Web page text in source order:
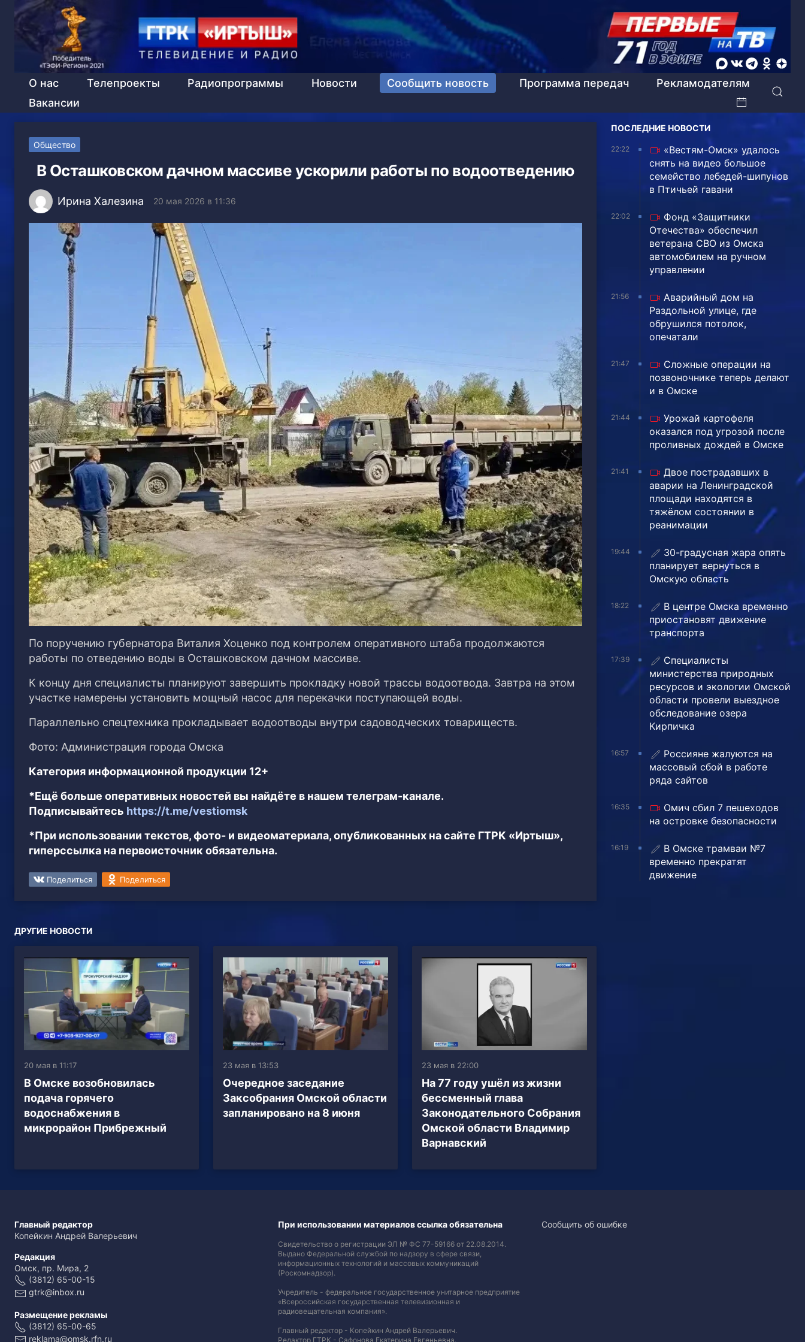
О нас Телепроекты Радиопрограммы Новости Сообщить новость Программа передач
Рекламодателям
Вакансии
Общество
В Осташковском дачном массиве ускорили работы по водоотведению
Ирина Халезина 20 мая 2026 в 11:36
По поручению губернатора Виталия Хоценко под контролем оперативного штаба продолжаются
работы по отведению воды в Осташковском дачном массиве.
К концу дня специалисты планируют завершить прокладку новой трассы водоотвода. Завтра на этом
участке намерены установить мощный насос для перекачки поступающей воды.
Параллельно спецтехника прокладывает водоотводы внутри садоводческих товариществ.
Фото: Администрация города Омска
Категория информационной продукции 12+
*Ещё больше оперативных новостей вы найдёте в нашем телеграм-канале.
Подписывайтесь https://t.me/vestiomsk
*При использовании текстов, фото- и видеоматериала, опубликованных на сайте ГТРК «Иртыш»,
гиперссылка на первоисточник обязательна.
Поделиться Поделиться
ДРУГИЕ НОВОСТИ
20 мая в 11:17
В Омске возобновилась
подача горячего
водоснабжения в
микрорайон Прибрежный
23 мая в 13:53
Очередное заседание
Заксобрания Омской области
запланировано на 8 июня
23 мая в 22:00
На 77 году ушёл из жизни
бессменный глава
Законодательного Собрания
Омской области Владимир
Варнавский
ПОСЛЕДНИЕ НОВОСТИ
22:22
«Вестям-Омск» удалось
снять на видео большое
семейство лебедей-шипунов
в Птичьей гавани
22:02
Фонд «Защитники
Отечества» обеспечил
ветерана СВО из Омска
автомобилем на ручном
управлении
21:56
Аварийный дом на
Раздольной улице, где
обрушился потолок,
опечатали
21:47
Сложные операции на
позвоночнике теперь делают
и в Омске
21:44
Урожай картофеля
оказался под угрозой после
проливных дождей в Омске
21:41
Двое пострадавших в
аварии на Ленинградской
площади находятся в
тяжёлом состоянии в
реанимации
19:44
30-градусная жара опять
планирует вернуться в
Омскую область
18:22
В центре Омска временно
приостановят движение
транспорта
17:39
Специалисты
министерства природных
ресурсов и экологии Омской
области провели выездное
обследование озера
Кирпичка
16:57
Россияне жалуются на
массовый сбой в работе
ряда сайтов
16:35
Омич сбил 7 пешеходов
на островке безопасности
16:19
В Омске трамваи №7
временно прекратят
движение
Главный редактор
Копейкин Андрей Валерьевич
Редакция
Омск, пр. Мира, 2
(3812) 65-00-15
gtrk@inbox.ru
Размещение рекламы
(3812) 65-00-65
reklama@omsk.rfn.ru
При использовании материалов ссылка обязательна
Свидетельство о регистрации ЭЛ № ФС 77-59166 от 22.08.2014.
Выдано Федеральной службой по надзору в сфере связи,
информационных технологий и массовых коммуникаций
(Роскомнадзор).
Учредитель - федеральное государственное унитарное предприятие
«Всероссийская государственная телевизионная и
радиовещательная компания».
Главный редактор - Копейкин Андрей Валерьевич.
Редактор ГТРК - Сафонова Екатерина Евгеньевна.
Сообщить об ошибке